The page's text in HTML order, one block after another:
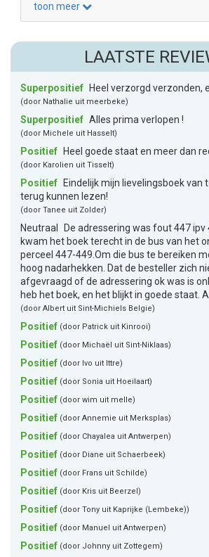
toon meer
LAATSTE
Superpositief Heel verzorgd verzonden,
(door Nathalie uit meerbeke)
Superpositief Alles prima verlopen !
(door Michele uit Hasselt)
Positief Heel goede staat en meer dan
(door Karolien uit Tisselt)
Positief
Eindelijk mijn lievelingsboek van
terug kunnen lezen!
(door Tanee uit Zolder)
Neutraal
De adressering was fout 447 ipv
kwam het boek terecht in de bus van het
perceel 447-449.Om die bus te bereiken
hoog nadarhekken. Dat de besteller zich
afgevraagd of de adressering ok was is
heb het boek, en het blijkt in goede staat.
(door Albert uit Sint-Michiels Belgie)
Positief (door Patrick uit Kinrooi)
Positief (door Michaël uit Sint-Niklaas)
Positief (door Ivo uit Ittre)
Positief (door Sonia uit Hoeilaart)
Positief (door wim uit melle)
Positief (door Annemie uit Merksplas)
Positief (door Chayalea uit Antwerpen)
Positief (door Diane uit Schaerbeek)
Positief (door Frans uit Schilde)
Positief (door Kris uit Beerzel)
Positief (door Tony uit Kaprijke (Lembeke))
Positief (door Manuel uit Antwerpen)
Positief (door Johnny uit Zottegem)